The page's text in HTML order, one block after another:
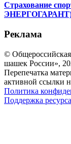
Страхование
Реклама
©
шашек России»,
Перепечатка
активной ссылки
Политика
Поддержка ресурса